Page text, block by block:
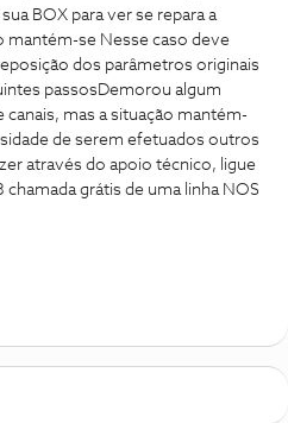
BOX para ver se repara a
mantém-se Nesse caso deve
dos parâmetros originais
passos Demorou algum
mas a situação mantém-
de serem efetuados outros
através do apoio técnico, ligue
grátis de uma linha NOS